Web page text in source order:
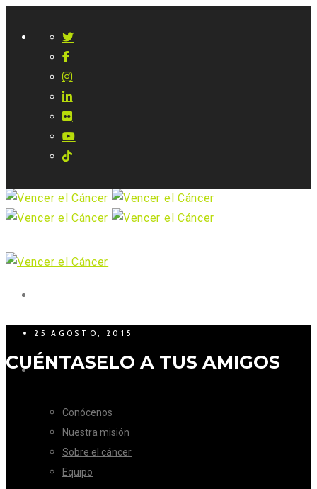
LA FUNDACIÓN
Conócenos
Nuestra misión
Sobre el cáncer
Equipo
25 AGOSTO, 2015
CUÉNTASELO A TUS AMIGOS